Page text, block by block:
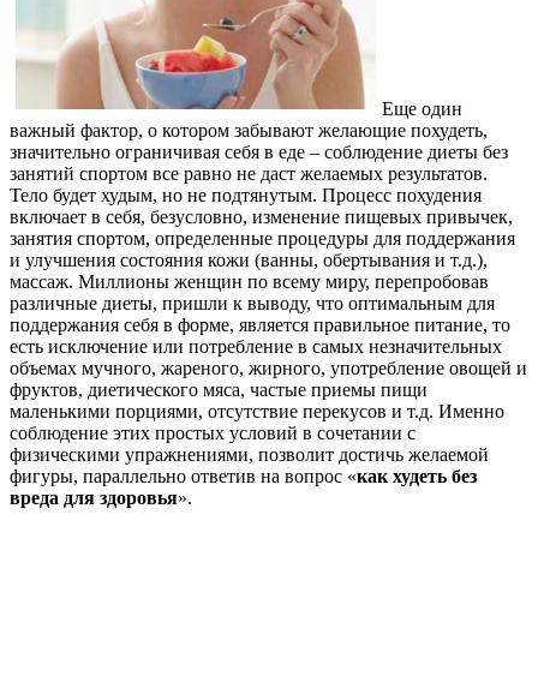
Еще один
важный фактор, о котором забывают желающие похудеть,
значительно ограничивая себя в еде – соблюдение диеты без
занятий спортом все равно не даст желаемых результатов.
Тело будет худым, но не подтянутым. Процесс похудения
включает в себя, безусловно, изменение пищевых привычек,
занятия спортом, определенные процедуры для поддержания
и улучшения состояния кожи (ванны, обертывания и т.д.),
массаж. Миллионы женщин по всему миру, перепробовав
различные диеты, пришли к выводу, что оптимальным для
поддержания себя в форме, является правильное питание, то
есть исключение или потребление в самых незначительных
объемах мучного, жареного, жирного, употребление овощей и
фруктов, диетического мяса, частые приемы пищи
маленькими порциями, отсутствие перекусов и т.д. Именно
соблюдение этих простых условий в сочетании с
физическими упражнениями, позволит достичь желаемой
фигуры, параллельно ответив на вопрос «как худеть без
вреда для здоровья».